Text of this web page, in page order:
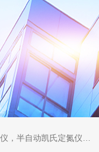
氮仪，全自动凯氏定氮仪